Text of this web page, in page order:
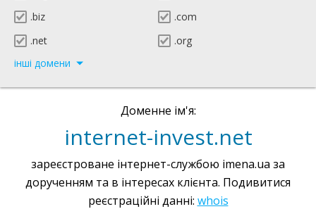
.biz
.com
.net
.org
інші домени
Доменне ім'я:
internet-invest.net
зареєстроване інтернет-службою imena.ua за
дорученням та в інтересах клієнта. Подивитися
реєстраційні данні: whois